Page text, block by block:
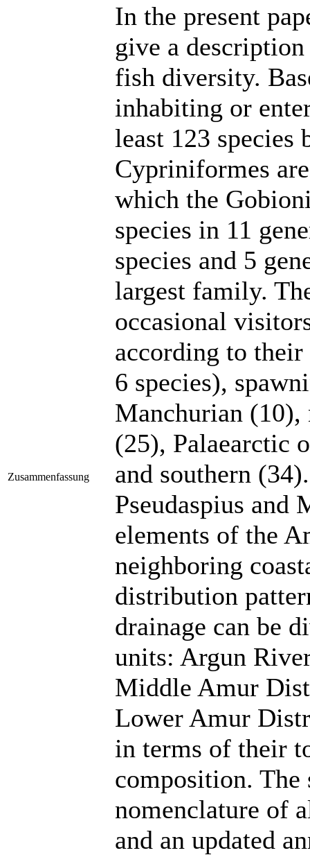
Zusammenfassung
In the present
give a
fish diversity.
inhabiting or
least 123
Cypriniformes
which the
species in 11
species and 5
largest family.
occasional
according to
6 species),
Manchurian (10),
(25), Palaearctic
and southern
Pseudaspius and
elements of the
neighboring
distribution
drainage can be
units: Argun
Middle Amur
Lower Amur
in terms of their
composition. The
nomenclature of
and an updated